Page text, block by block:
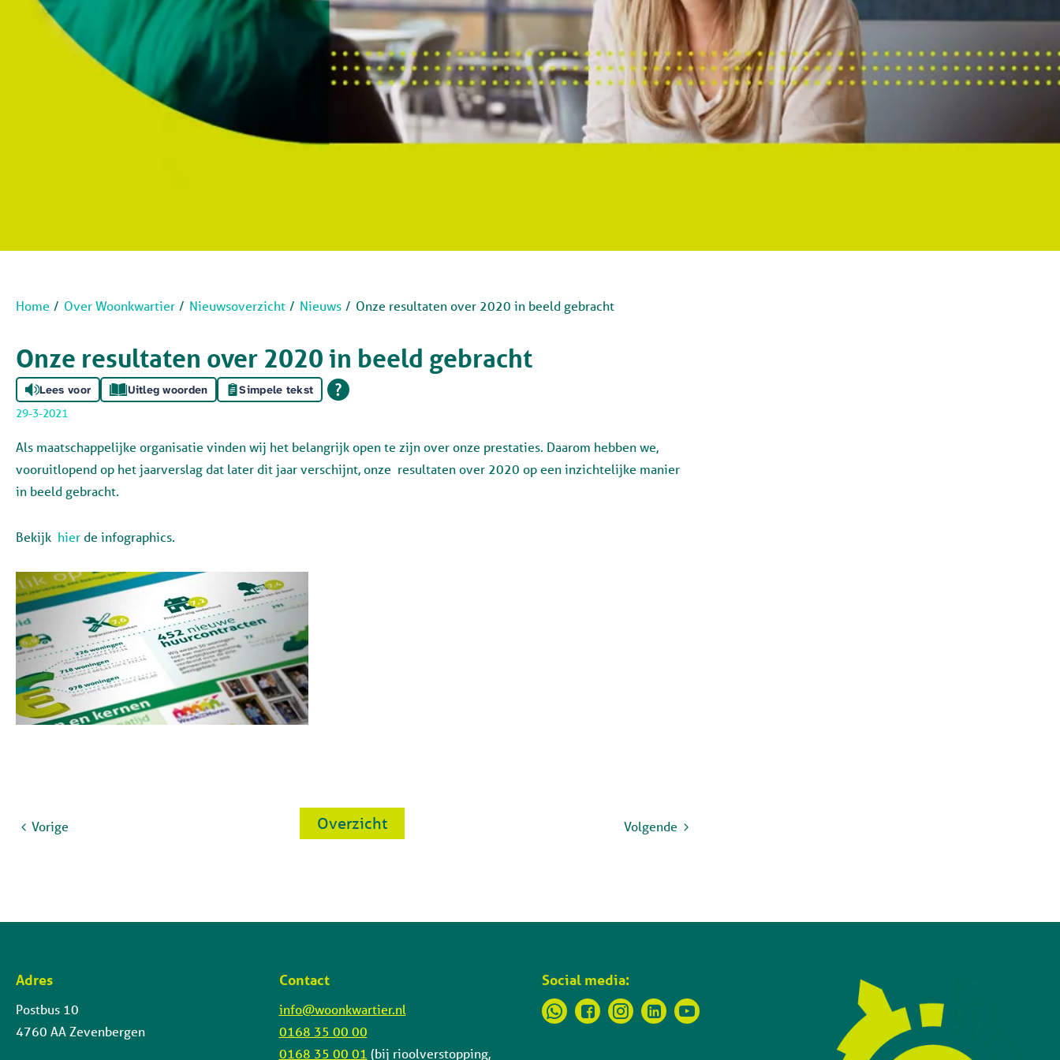
Home Over Woonkwartier Nieuwsoverzicht Nieuws Onze resultaten over 2020 in beeld gebracht
Onze resultaten over 2020 in beeld gebracht
Lees voor Uitleg woorden
Simpele tekst
29-3-2021
Als maatschappelijke organisatie vinden wij het belangrijk open te zijn over onze prestaties. Daarom hebben we,
vooruitlopend op het jaarverslag dat later dit jaar verschijnt, onze resultaten over 2020 op een inzichtelijke manier
in beeld gebracht.
Bekijk hierde infographics.
Volgende
Overzicht
Vorige
Contactinformatie
Adres
Postbus 10
4760 AA Zevenbergen
Contact
info@woonkwartier.nl
0168 35 00 00
0168 35 00 01 (bij rioolverstopping,
Social media: